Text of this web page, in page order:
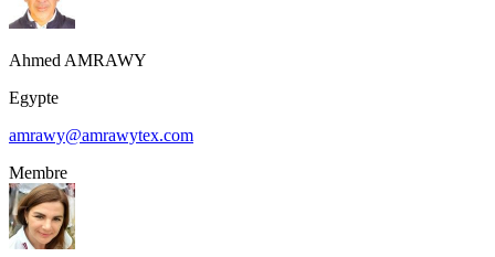
Ahmed AMRAWY
Egypte
amrawy@amrawytex.com
Membre